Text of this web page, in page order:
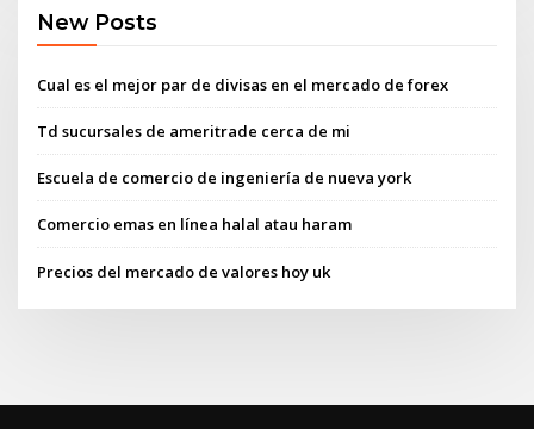
New Posts
Cual es el mejor par de divisas en el mercado de forex
Td sucursales de ameritrade cerca de mi
Escuela de comercio de ingeniería de nueva york
Comercio emas en línea halal atau haram
Precios del mercado de valores hoy uk